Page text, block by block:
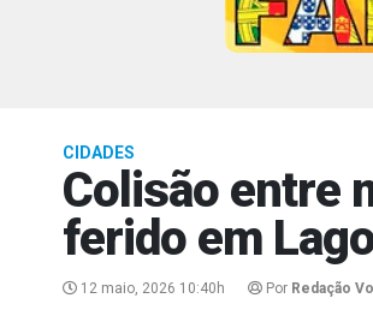
CIDADES
Colisão entre
ferido em
12 maio, 2026 10:40h Por Redação